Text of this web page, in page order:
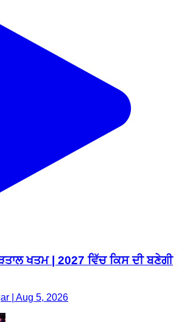
ਖਤਮ | 2027 ਵਿੱਚ ਕਿਸ ਦੀ ਬਣੇਗੀ
| Aug 5, 2026